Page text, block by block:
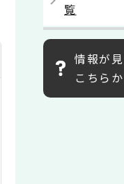
覧
情報が
こちら